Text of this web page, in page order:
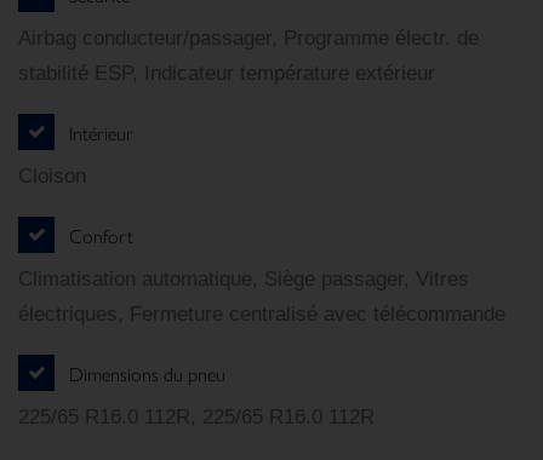
Airbag conducteur/passager, Programme électr. de
stabilité ESP, Indicateur température extérieur
Intérieur
Cloison
Confort
Climatisation automatique, Siège passager, Vitres
électriques, Fermeture centralisé avec télécommande
Dimensions du pneu
225/65 R16.0 112R, 225/65 R16.0 112R